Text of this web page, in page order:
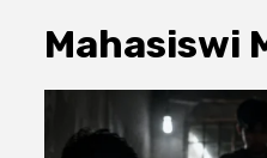
Mahasiswi